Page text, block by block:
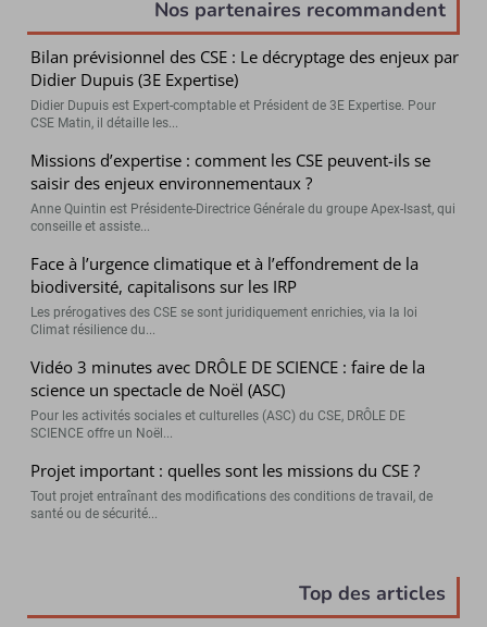
Nos partenaires recommandent
Bilan prévisionnel des CSE : Le décryptage des enjeux par
Didier Dupuis (3E Expertise)
Didier Dupuis est Expert-comptable et Président de 3E Expertise. Pour
CSE Matin, il détaille les...
Missions d’expertise : comment les CSE peuvent-ils se
saisir des enjeux environnementaux ?
Anne Quintin est Présidente-Directrice Générale du groupe Apex-Isast, qui
conseille et assiste...
Face à l’urgence climatique et à l’effondrement de la
biodiversité, capitalisons sur les IRP
Les prérogatives des CSE se sont juridiquement enrichies, via la loi
Climat résilience du...
Vidéo 3 minutes avec DRÔLE DE SCIENCE : faire de la
science un spectacle de Noël (ASC)
Pour les activités sociales et culturelles (ASC) du CSE, DRÔLE DE
SCIENCE offre un Noël...
Projet important : quelles sont les missions du CSE ?
Tout projet entraînant des modifications des conditions de travail, de
santé ou de sécurité...
Top des articles